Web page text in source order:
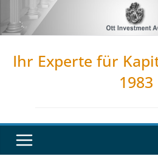
Inhalt
Ihr Experte für
1983